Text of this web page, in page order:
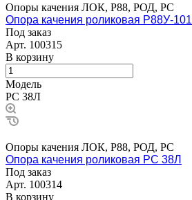
Опоры качения ЛОК, Р88, РОД, РС
Опора качения роликовая Р88У-101
Под заказ
Арт. 100315
В корзину
Модель
РС 38Л
Опоры качения ЛОК, Р88, РОД, РС
Опора качения роликовая РС 38Л
Под заказ
Арт. 100314
В корзину